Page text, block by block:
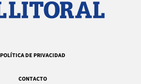
POLÍTICA DE PRIVACIDAD
CONTACTO